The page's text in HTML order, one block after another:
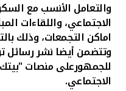
والتعامل الأنسب مع
الاجتماعي، واللقاءات
اماكن التجمعات، وذلك
وتتضمن أيضا نشر رسائل
للجمهورعلى منصات
الاجتماعي.